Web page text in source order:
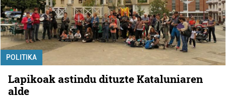
POLITIKA
Lapikoak astindu dituzte Kataluniaren
alde